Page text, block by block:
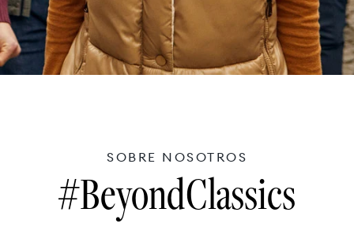
SOBRE NOSOTROS
#BeyondClassics